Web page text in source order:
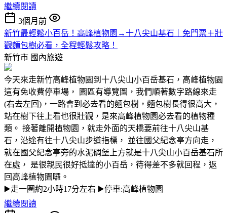
繼續閱讀
3個月前
新竹最輕鬆小百岳！高峰植物園→十八尖山基石｜免門票＋壯
觀麵包樹必看，全程輕鬆攻略！
新竹市 國內旅遊
今天來走新竹高峰植物園到十八尖山小百岳基石，高峰植物園
這有免收費停車場， 園區有導覽圖，我們順著數字路線來走
(右去左回)，一路會到必去看的麵包樹，麵包樹長得很高大，
站在樹下往上看也很壯觀，是來高峰植物園必去看的植物種
類。 接著離開植物園，就走外面的天橋要前往十八尖山基
石，沿途有往十八尖山步道指標， 並往國父紀念亭方向走，
就在國父紀念亭旁的水泥碉堡上方就是十八尖山小百岳基石所
在處， 是很親民很好抵達的小百岳，待得差不多就回程，返
回高峰植物園囉。
▶️走一圈約2小時17分左右 ▶️停車:高峰植物園
繼續閱讀